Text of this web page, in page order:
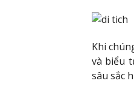
Khi
và biểu
sâu sắc